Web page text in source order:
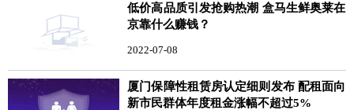
低价高品质引发抢购热潮 盒马生鲜奥莱在
京靠什么赚钱？
2022-07-08
厦门保障性租赁房认定细则发布 配租面向
新市民群体年度租金涨幅不超过5%